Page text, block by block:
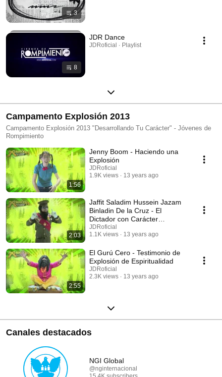
3
8
JDR Dance
JDRoficial · Playlist
Campamento Explosión 2013
Campamento Explosión 2013 "Desarrollando Tu Carácter" - Jóvenes de
Rompimiento
1:56
Jenny Boom - Haciendo una
Explosión
JDRoficial
1.9K views
13 years ago
2:03
Jaffit Saladim Hussein Jazam
Binladin De la Cruz - El
Dictador con Carácter
Explosivo
JDRoficial
1.1K views
13 years ago
2:55
El Gurú Cero - Testimonio de
Explosión de Espiritualidad
JDRoficial
2.3K views
13 years ago
Canales destacados
NGI Global
@nginternacional